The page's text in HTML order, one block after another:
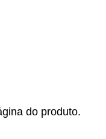
do produto.